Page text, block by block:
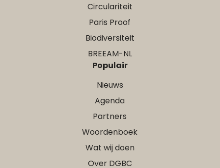
Circulariteit
Paris Proof
Biodiversiteit
BREEAM-NL
Populair
Nieuws
Agenda
Partners
Woordenboek
Wat wij doen
Over DGBC